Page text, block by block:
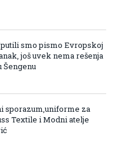
smo pismo Evropskoj
još uvek nema rešenja
Šengenu
sporazum,uniforme za
Textile i Modni atelje